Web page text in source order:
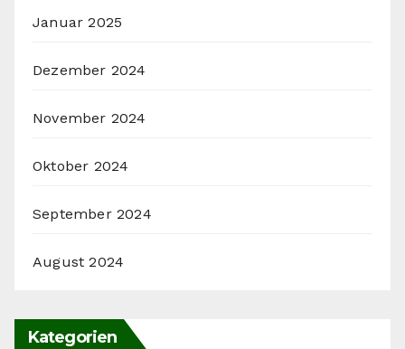
Januar 2025
Dezember 2024
November 2024
Oktober 2024
September 2024
August 2024
Kategorien